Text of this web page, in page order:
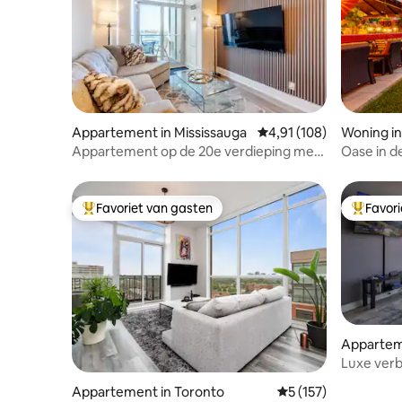
Appartement in Mississauga Gemiddelde
4,91 (108)
Appartement op de 20e verdieping met
Woning
Oase in
Topfavoriet van gasten
Favoriet van gasten
Appartement in Toronto Gemiddelde
5 (157)
Luxe